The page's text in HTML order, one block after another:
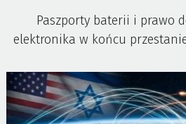
Paszporty baterii i prawo
elektronika w końcu